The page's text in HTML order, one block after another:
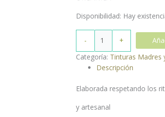
Disponibilidad: Hay
- +
Categoría: Tinturas Madres
Descripción
Elaborada respetando los
y artesanal